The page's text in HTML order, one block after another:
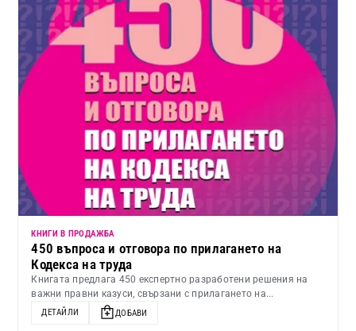
КНИГИ В ПРОДАЖБА
450 въпроса и отговора по прилагането на
Кодекса на труда
Книгата предлага 450 експертно разработени решения на
важни правни казуси, свързани с прилагането на...
ДЕТАЙЛИ ДОБАВИ